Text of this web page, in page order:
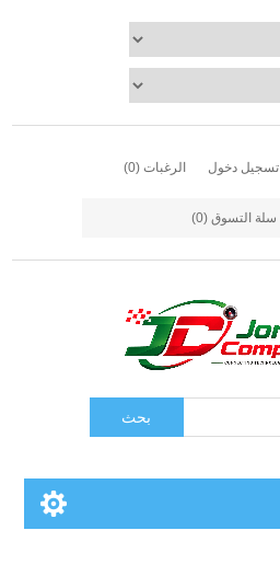
تسجيل دخول الرغبات (0)
سلة التسوق (0)
بحث